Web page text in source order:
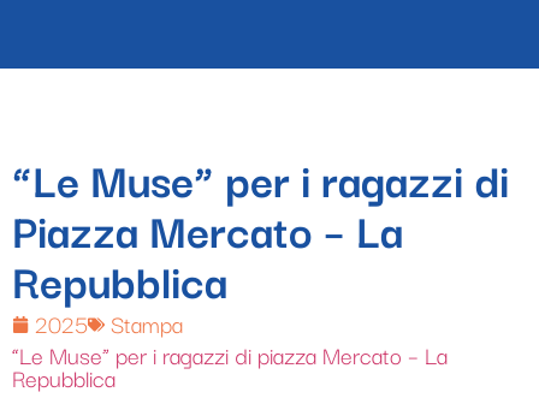
“Le Muse” per i ragazzi di
Piazza Mercato – La
Repubblica
2025
Stampa
“Le Muse” per i ragazzi di piazza Mercato – La
Repubblica